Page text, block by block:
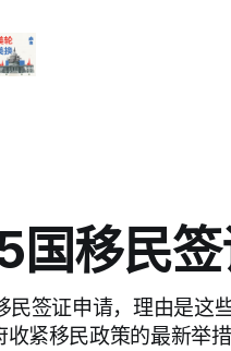
国移民
签证申请，理由是这
紧移民政策的最新举